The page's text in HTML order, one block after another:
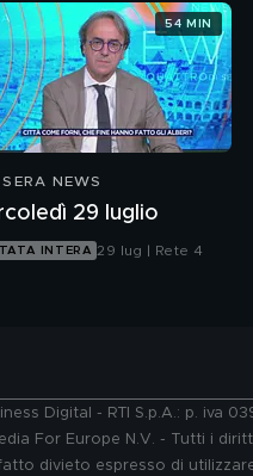
NEWS
29 luglio
INTERA 29 lug | Rete 4
54 MIN
Digital - RTI S.p.A.: p. iva
For Europe N.V. - Tutti i
divieto espresso di